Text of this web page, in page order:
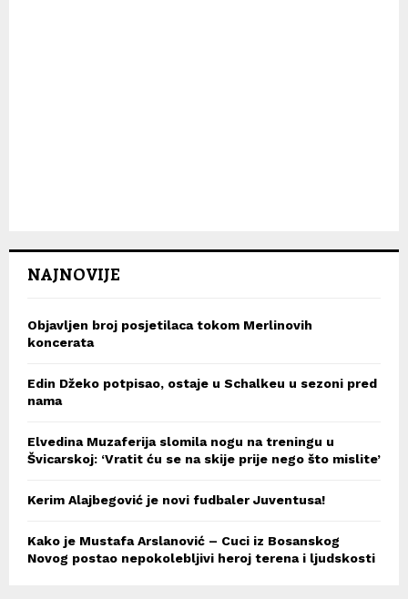
NAJNOVIJE
Objavljen broj posjetilaca tokom Merlinovih
koncerata
Edin Džeko potpisao, ostaje u Schalkeu u sezoni pred
nama
Elvedina Muzaferija slomila nogu na treningu u
Švicarskoj: ‘Vratit ću se na skije prije nego što mislite’
Kerim Alajbegović je novi fudbaler Juventusa!
Kako je Mustafa Arslanović – Cuci iz Bosanskog
Novog postao nepokolebljivi heroj terena i ljudskosti